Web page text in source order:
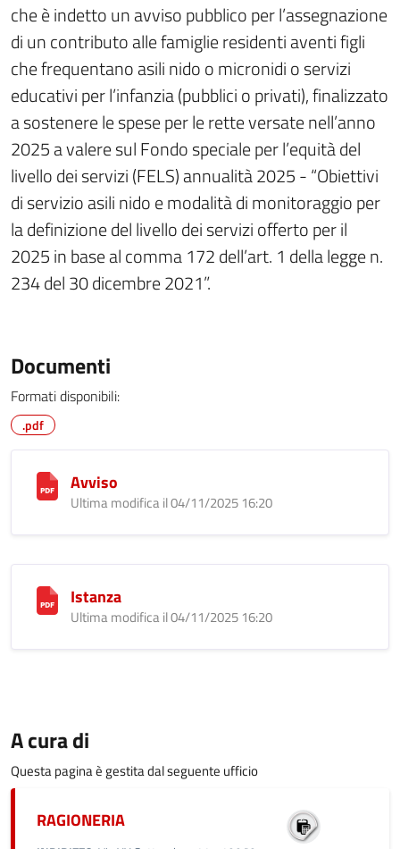
che è indetto un avviso pubblico per l’assegnazione
di un contributo alle famiglie residenti aventi figli
che frequentano asili nido o micronidi o servizi
educativi per l’infanzia (pubblici o privati), finalizzato
a sostenere le spese per le rette versate nell’anno
2025 a valere sul Fondo speciale per l’equità del
livello dei servizi (FELS) annualità 2025 - “Obiettivi
di servizio asili nido e modalità di monitoraggio per
la definizione del livello dei servizi offerto per il
2025 in base al comma 172 dell’art. 1 della legge n.
234 del 30 dicembre 2021”.
Documenti
Formati disponibili:
.pdf
Avviso
Ultima modifica il 04/11/2025 16:20
Istanza
Ultima modifica il 04/11/2025 16:20
A cura di
Questa pagina è gestita dal seguente ufficio
RAGIONERIA